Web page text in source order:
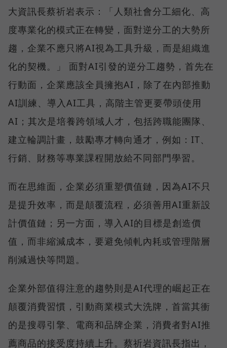
大資訊長蔡祈岩表示：「人類社會分工細化、高
度專業化的模式正在轉變，面對逆分工的大勢所
趨，企業不應只將AI視為工具升級，而是組織進
化的契機。」 面對AI引發的逆分工趨勢，首先在
行動面，企業應該全員擁抱AI，除了在內部推動
AI訓練、導入AI工具，高階主管更要帶頭使用
AI；其次是培養跨領域人才，包括跨職能團隊、
建立輪調計畫，鼓勵專才轉向通才，例如：IT、
行銷、財務等專業課程開放給不同部門學習。
而在思維面，企業必須重塑價值鏈，因為AI不只
是提升效率，而是顛覆流程，必須善用AI重新設
計價值鏈；另一方面，導入AI的目標是創造價
值，而非縮減成本，要避免傾軋內耗或管理階層
削減過快等問題。
企業外部值得注意的趨勢則是AI代理的崛起正在
顛覆消費習慣，引動商業模式大洗牌，首當其衝
的是搜尋引擎、電商和品牌企業，消費者對AI推
薦商品的接受度持續上升。蔡祈岩資訊長指出，